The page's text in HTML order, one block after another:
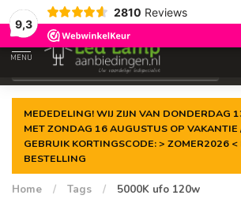
9,3
2810 Reviews
Gegarandeerde delaagste prijs
MENU
MEDEDELING! WIJ ZIJN VAN DONDERDAG
MET ZONDAG 16 AUGUSTUS OP VAKANTIE
GEBRUIK KORTINGSCODE: > ZOMER2026 <
BESTELLING
Home / Tags / 5000K ufo 120w